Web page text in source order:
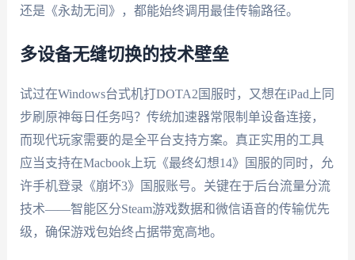
还是《永劫无间》，都能始终调用最佳传输路径。
多设备无缝切换的技术壁垒
试过在Windows台式机打DOTA2国服时，又想在iPad上同
步刷原神每日任务吗？传统加速器常限制单设备连接，
而现代玩家需要的是全平台支持方案。真正实用的工具
应当支持在Macbook上玩《最终幻想14》国服的同时，允
许手机登录《崩坏3》国服账号。关键在于后台流量分流
技术——智能区分Steam游戏数据和微信语音的传输优先
级，确保游戏包始终占据带宽高地。